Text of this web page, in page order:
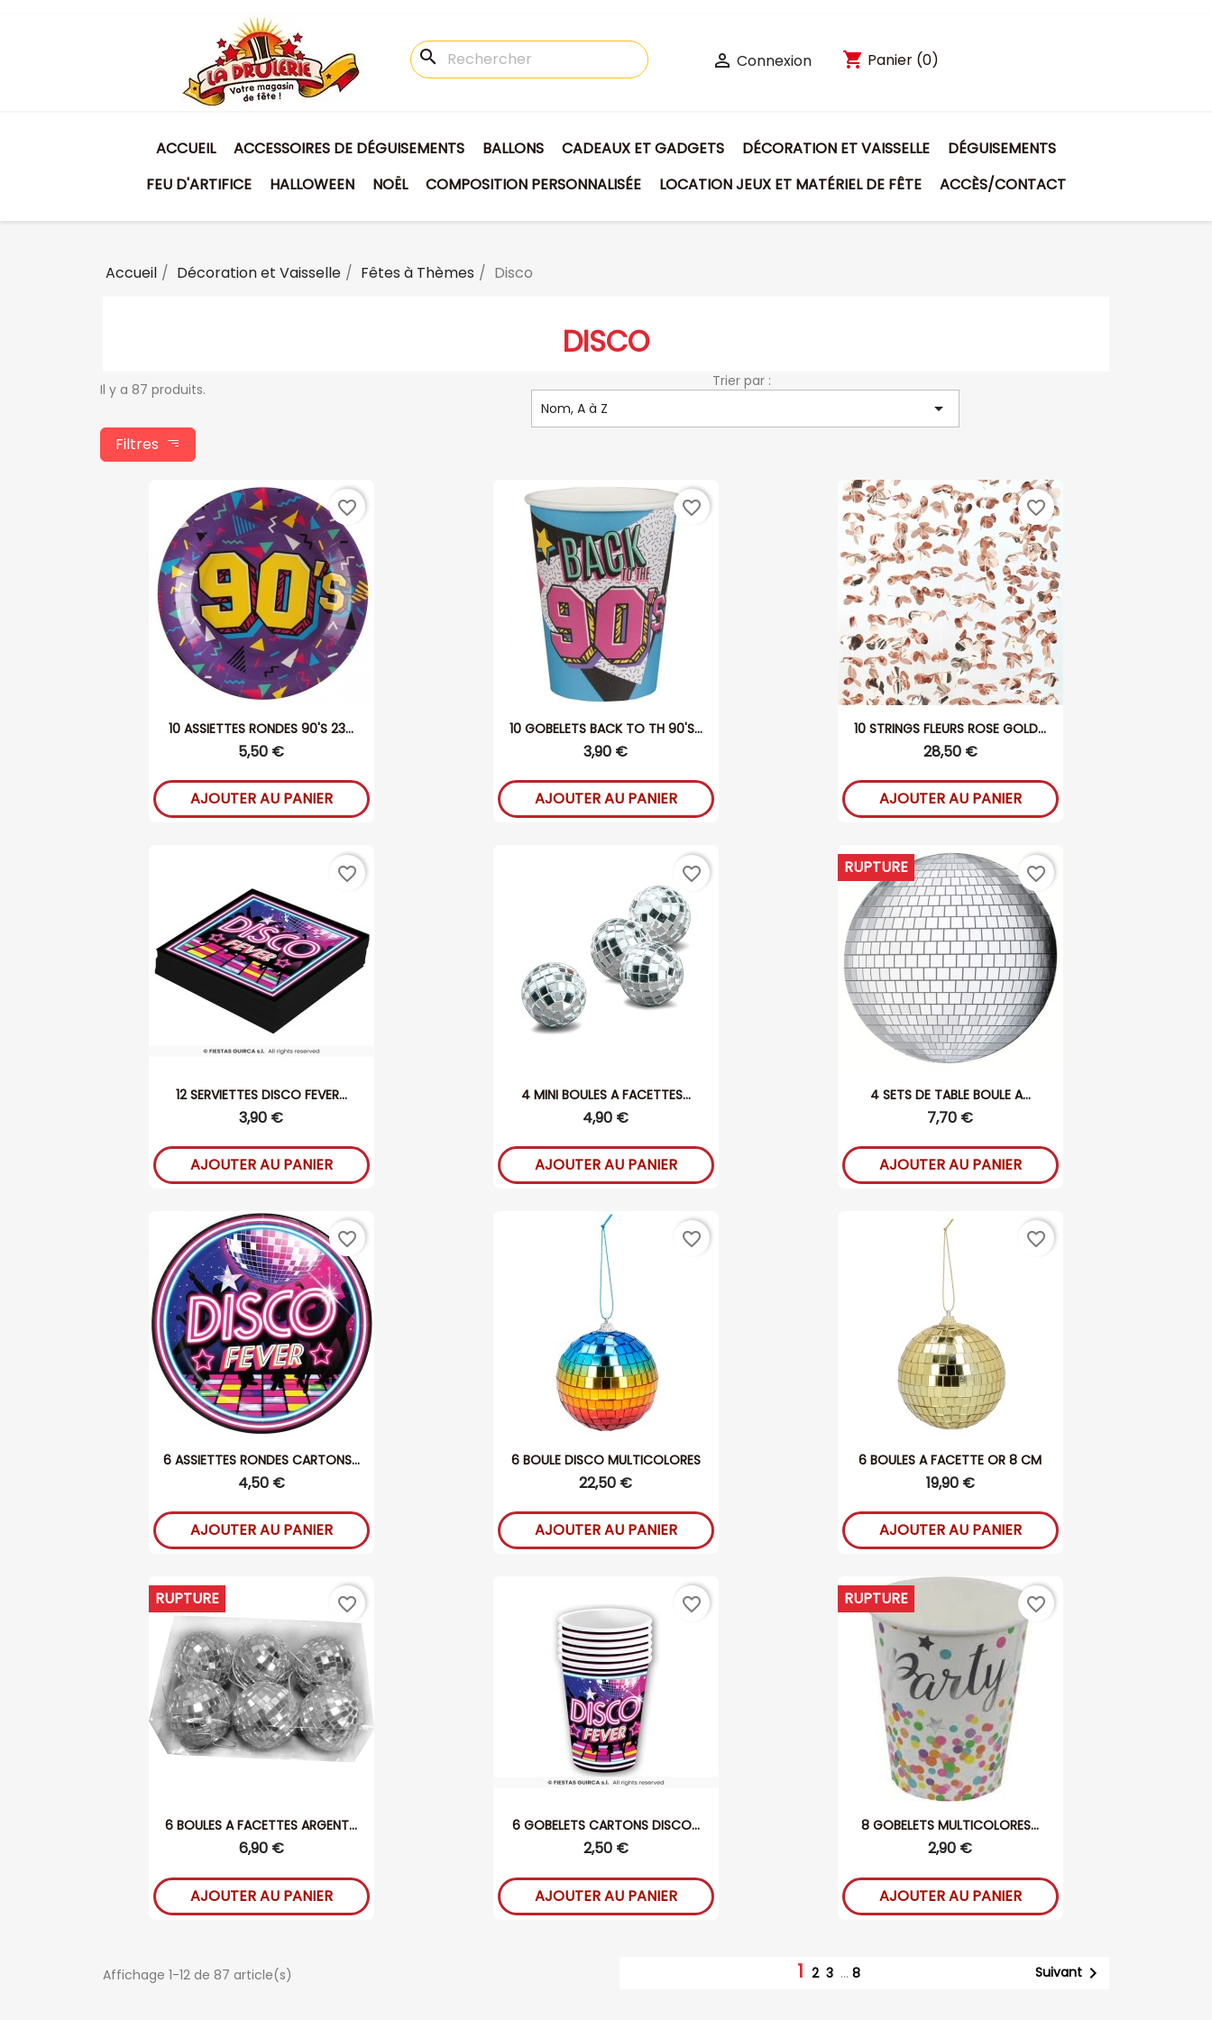
search  Connexion shopping_cart Panier (0)
ACCUEIL ACCESSOIRES DE DÉGUISEMENTS BALLONS CADEAUX ET GADGETS DÉCORATION ET VAISSELLE
DÉGUISEMENTS
FEU D'ARTIFICE
HALLOWEEN NOËL COMPOSITION PERSONNALISÉE LOCATION JEUX ET MATÉRIEL DE FÊTE ACCÈS/CONTACT
Accueil Décoration et Vaisselle Fêtes à Thèmes Disco
DISCO
Il y a 87 produits.
Filtres
Trier par :
Nom, A à Z

10 ASSIETTES RONDES 90'S 23...
5,50 €
AJOUTER AU PANIER
favorite_border
10 GOBELETS BACK TO TH 90'S...
3,90 €
AJOUTER AU PANIER
favorite_border
10 STRINGS FLEURS ROSE GOLD...
28,50 €
AJOUTER AU PANIER
favorite_border
12 SERVIETTES DISCO FEVER...
3,90 €
AJOUTER AU PANIER
favorite_border
4 MINI BOULES A FACETTES...
4,90 €
AJOUTER AU PANIER
favorite_border
4 SETS DE TABLE BOULE A...
7,70 €
RUPTURE
AJOUTER AU PANIER
favorite_border
6 ASSIETTES RONDES CARTONS...
4,50 €
AJOUTER AU PANIER
favorite_border
6 BOULE DISCO MULTICOLORES
22,50 €
AJOUTER AU PANIER
favorite_border
6 BOULES A FACETTE OR 8 CM
19,90 €
AJOUTER AU PANIER
favorite_border
6 BOULES A FACETTES ARGENT...
6,90 €
RUPTURE
AJOUTER AU PANIER
favorite_border
6 GOBELETS CARTONS DISCO...
2,50 €
AJOUTER AU PANIER
favorite_border
8 GOBELETS MULTICOLORES...
2,90 €
RUPTURE
AJOUTER AU PANIER
favorite_border
Affichage 1-12 de 87 article(s) 123 … 8 Suivant